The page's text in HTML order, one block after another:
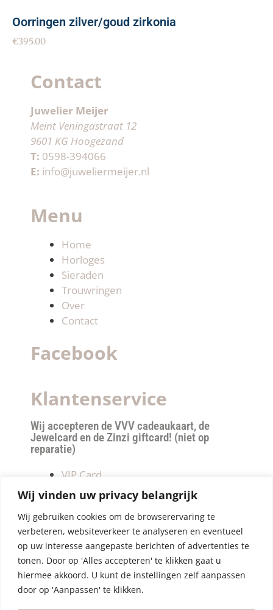
Wij vinden uw privacy belangrijk
Wij gebruiken cookies om de browserervaring te
verbeteren, websiteverkeer te analyseren en eventueel
op uw interesse aangepaste berichten of advertenties te
tonen. Door op 'Alles accepteren' te klikken gaat u
hiermee akkoord. U kunt de instellingen zelf aanpassen
door op 'Aanpassen' te klikken.
Oorringen zilver/goud zirkonia
€395.00
Contact
Juwelier Meijer
Meint Veningastraat 12
9601 KG Hoogezand
T: 0598-394066
E: info@juweliermeijer.nl
Menu
Home
Horloges
Sieraden
Trouwringen
Over
Contact
Facebook
Klantenservice
Wij accepteren de VVV cadeaukaart, de
Jewelcard en de Zinzi giftcard! (niet op
reparatie)
VIP Card
Retourneren
Betalen & verzendkosten
Privacy Policy
Algemene Voorwaarden